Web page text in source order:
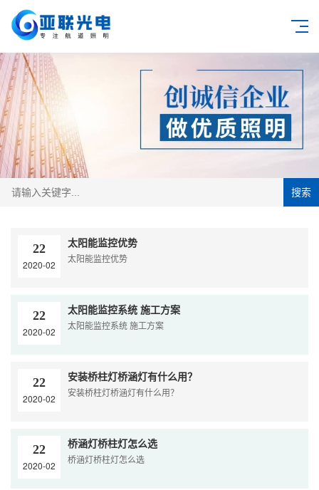
搜索
22
2020-02
太阳能监控优势
太阳能监控优势
22
2020-02
太阳能监控系统 施工方案
太阳能监控系统 施工方案
22
2020-02
安装桥柱灯桥涵灯有什么用？
安装桥柱灯桥涵灯有什么用？
22
2020-02
桥涵灯桥柱灯怎么选
桥涵灯桥柱灯怎么选